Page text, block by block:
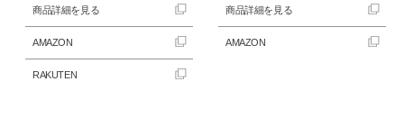
商品詳細を見る
AMAZON
RAKUTEN
商品詳細を見る
AMAZON